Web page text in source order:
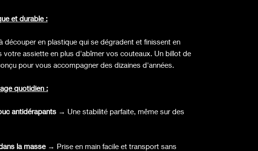
et durable :
découper en plastique qui se dégradent et finissent en
votre assiette en plus d'abîmer vos couteaux. Un billot de
pour vous accompagner des dizaines d'années.
quotidien :
antidérapants → Une stabilité parfaite, même sur des
la masse→ Prise en main facile et transport sans